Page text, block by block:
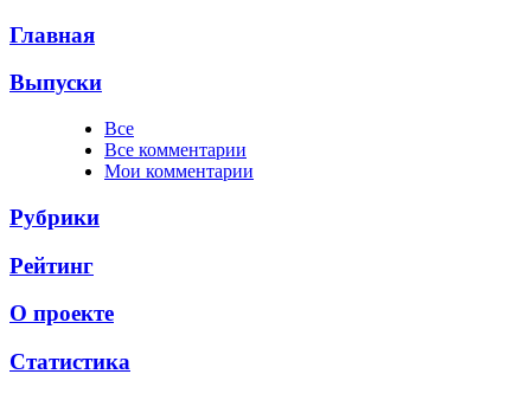
Главная
Выпуски
Все
Все комментарии
Мои комментарии
Рубрики
Рейтинг
О проекте
Статистика